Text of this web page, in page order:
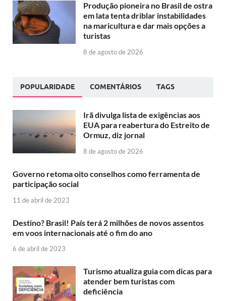
Produção pioneira no Brasil de ostra
em lata tenta driblar instabilidades
na maricultura e dar mais opções a
turistas
8 de agosto de 2026
POPULARIDADE COMENTÁRIOS TAGS
Irã divulga lista de exigências aos
EUA para reabertura do Estreito de
Ormuz, diz jornal
8 de agosto de 2026
Governo retoma oito conselhos como ferramenta de
participação social
11 de abril de 2023
Destino? Brasil! País terá 2 milhões de novos assentos
em voos internacionais até o fim do ano
6 de abril de 2023
Turismo atualiza guia com dicas para
atender bem turistas com
deficiência